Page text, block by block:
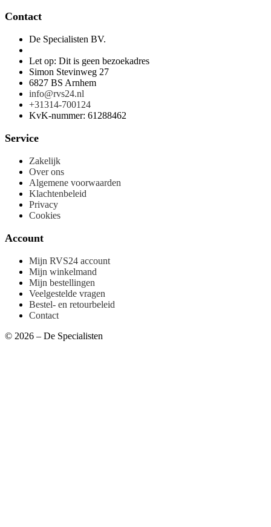
Contact
De Specialisten BV.
Let op: Dit is geen bezoekadres
Simon Stevinweg 27
6827 BS Arnhem
info@rvs24.nl
+31314-700124
KvK-nummer: 61288462
Service
Zakelijk
Over ons
Algemene voorwaarden
Klachtenbeleid
Privacy
Cookies
Account
Mijn RVS24 account
Mijn winkelmand
Mijn bestellingen
Veelgestelde vragen
Bestel- en retourbeleid
Contact
© 2026 – De Specialisten